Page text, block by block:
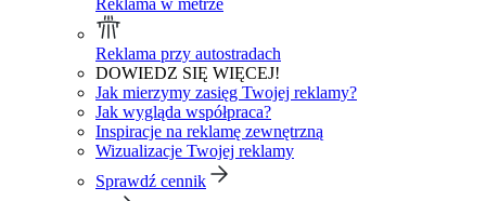
Reklama w metrze
Reklama przy autostradach
DOWIEDZ SIĘ WIĘCEJ!
Jak mierzymy zasięg Twojej reklamy?
Jak wygląda współpraca?
Inspiracje na reklamę zewnętrzną
Wizualizacje Twojej reklamy
Sprawdź cennik